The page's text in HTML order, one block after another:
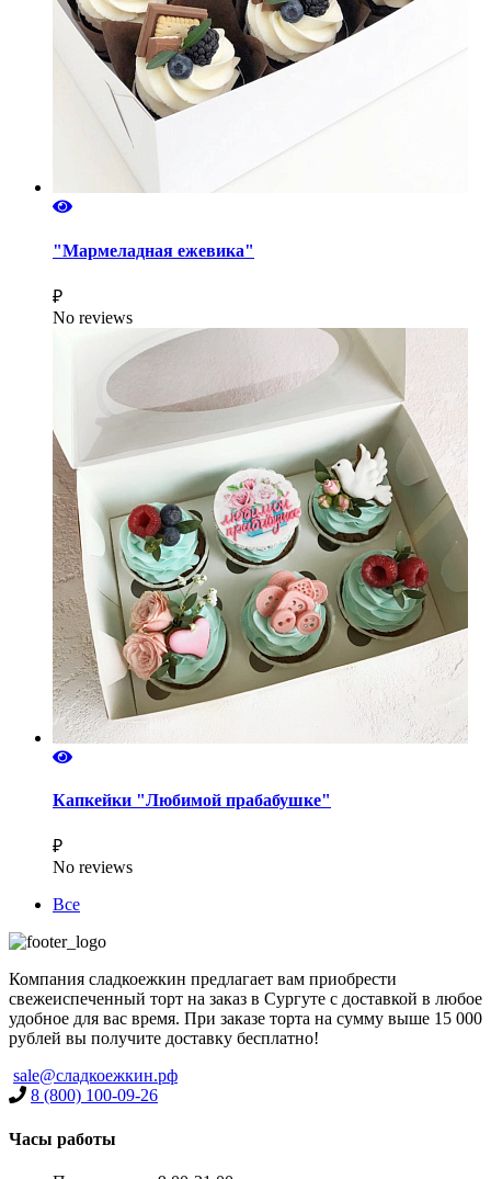
"Мармеладная ежевика"
₽
No reviews
Капкейки "Любимой прабабушке"
₽
No reviews
Все
Компания сладкоежкин предлагает вам приобрести
свежеиспеченный торт на заказ в Сургуте с доставкой в любое
удобное для вас время. При заказе торта на сумму выше 15 000
рублей вы получите доставку бесплатно!
sale@сладкоежкин.рф
8 (800) 100-09-26
Часы работы